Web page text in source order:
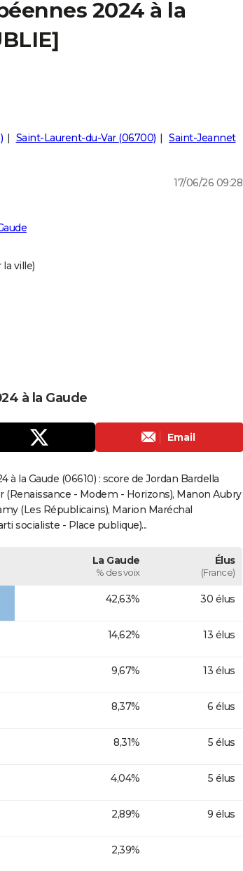
2024 à la
Saint-Laurent-du-Var (06700)
Saint-Jeannet
17/06/26 09:28
ville)
à la Gaude
Email
la Gaude (06610) : score de Jordan Bardella
- Modem - Horizons), Manon Aubry
(Les Républicains), Marion Maréchal
socialiste - Place publique)...
La Gaude
% des voix
Élus
(France)
42,63% 30 élus
14,62% 13 élus
9,67% 13 élus
8,37% 6 élus
8,31% 5 élus
4,04% 5 élus
2,89% 9 élus
2,39%